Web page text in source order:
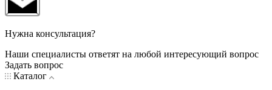
Нужна консультация?
Наши специалисты ответят на любой интересующий вопрос
Задать вопрос
Каталог